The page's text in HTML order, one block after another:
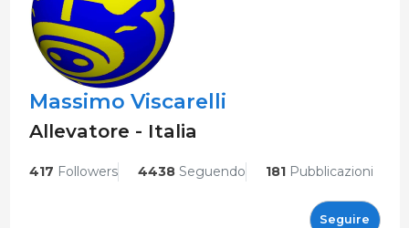
Massimo Viscarelli
Allevatore - Italia
417 Followers 4438Seguendo 181Pubblicazioni
Seguire